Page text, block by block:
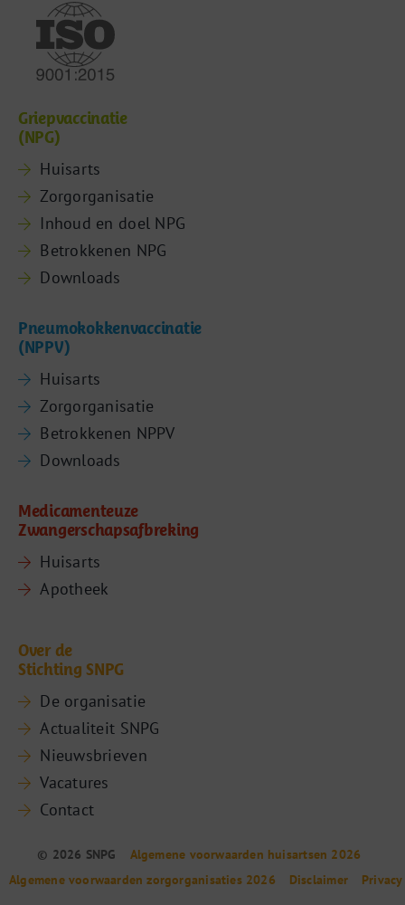
Griepvaccinatie
(NPG)
Huisarts
Zorgorganisatie
Inhoud en doel NPG
Betrokkenen NPG
Downloads
Pneumokokkenvaccinatie
(NPPV)
Huisarts
Zorgorganisatie
Betrokkenen NPPV
Downloads
Medicamenteuze
Zwangerschapsafbreking
Huisarts
Apotheek
Over de
Stichting SNPG
De organisatie
Actualiteit SNPG
Nieuwsbrieven
Vacatures
Contact
© 2026 SNPG
Algemene voorwaarden huisartsen 2026
Algemene voorwaarden zorgorganisaties 2026
Disclaimer Privacy